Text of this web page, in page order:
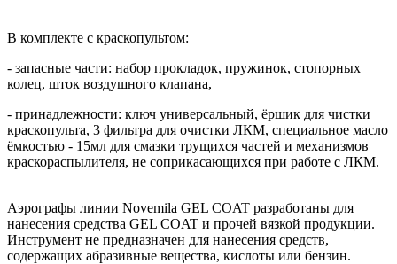
В комплекте с краскопультом:
- запасные части: набор прокладок, пружинок, стопорных
колец, шток воздушного клапана,
- принадлежности: ключ универсальный, ёршик для чистки
краскопульта, 3 фильтра для очистки ЛКМ, специальное масло
ёмкостью - 15мл для смазки трущихся частей и механизмов
краскораспылителя, не соприкасающихся при работе с ЛКМ.
Аэрографы линии Novemila GEL COAT разработаны для
нанесения средства GEL COAT и прочей вязкой продукции.
Инструмент не предназначен для нанесения средств,
содержащих абразивные вещества, кислоты или бензин.